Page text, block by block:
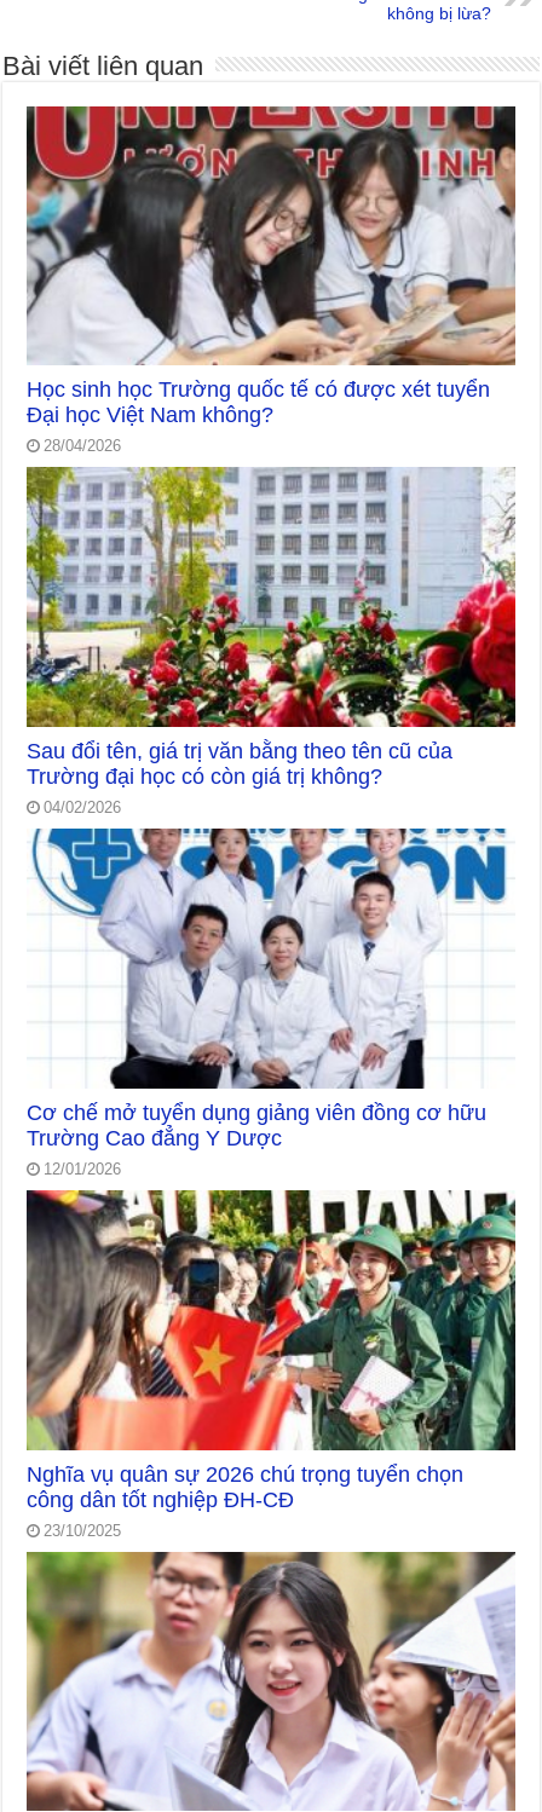
không bị lừa?
Bài viết liên quan
Học sinh học Trường quốc tế có được xét tuyển
Đại học Việt Nam không?
28/04/2026
Sau đổi tên, giá trị văn bằng theo tên cũ của
Trường đại học có còn giá trị không?
04/02/2026
Cơ chế mở tuyển dụng giảng viên đồng cơ hữu
Trường Cao đẳng Y Dược
12/01/2026
Nghĩa vụ quân sự 2026 chú trọng tuyển chọn
công dân tốt nghiệp ĐH-CĐ
23/10/2025